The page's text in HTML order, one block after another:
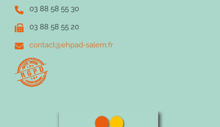
03 88 58 55 30
03 88 58 55 20
contact@ehpad-salem.fr